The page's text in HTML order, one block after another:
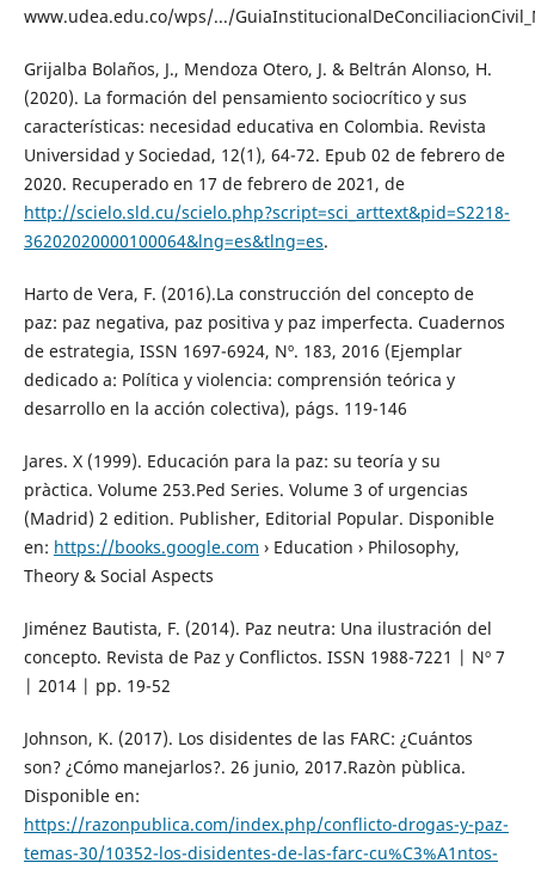
www.udea.edu.co/wps/.../
Grijalba Bolaños, J., Mendoza Otero, J. & Beltrán Alonso, H.
(2020). La formación del pensamiento sociocrítico y sus
características: necesidad educativa en Colombia. Revista
Universidad y Sociedad, 12(1), 64-72. Epub 02 de febrero de
2020. Recuperado en 17 de febrero de 2021, de
http://scielo.sld.cu/scielo.php?script=sci_arttext&pid=S2218-
36202020000100064&lng=es&tlng=es.
Harto de Vera, F. (2016).La construcción del concepto de
paz: paz negativa, paz positiva y paz imperfecta. Cuadernos
de estrategia, ISSN 1697-6924, Nº. 183, 2016 (Ejemplar
dedicado a: Política y violencia: comprensión teórica y
desarrollo en la acción colectiva), págs. 119-146
Jares. X (1999). Educación para la paz: su teoría y su
pràctica. Volume 253.Ped Series. Volume 3 of urgencias
(Madrid) 2 edition. Publisher, Editorial Popular. Disponible
en: https://books.google.com › Education › Philosophy,
Theory & Social Aspects
Jiménez Bautista, F. (2014). Paz neutra: Una ilustración del
concepto. Revista de Paz y Conflictos. ISSN 1988-7221 | Nº 7
| 2014 | pp. 19-52
Johnson, K. (2017). Los disidentes de las FARC: ¿Cuántos
son? ¿Cómo manejarlos?. 26 junio, 2017.Razòn pùblica.
Disponible en:
https://razonpublica.com/index.php/conflicto-drogas-y-paz-
temas-30/10352-los-disidentes-de-las-farc-cu%C3%A1ntos-